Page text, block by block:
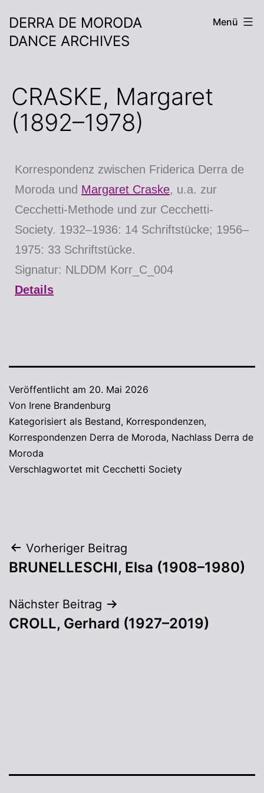
DERRA DE MORODA
DANCE ARCHIVES
Menü
CRASKE, Margaret
(1892–1978)
Korrespondenz zwischen Friderica Derra de
Moroda und Margaret Craske, u.a. zur
Cecchetti-Methode und zur Cecchetti-
Society. 1932–1936: 14 Schriftstücke; 1956–
1975: 33 Schriftstücke.
Signatur: NLDDM Korr_C_004
Details
Veröffentlicht am 20. Mai 2026
Von Irene Brandenburg
Kategorisiert als Bestand, Korrespondenzen,
Korrespondenzen Derra de Moroda, Nachlass Derra de
Moroda
Verschlagwortet mit Cecchetti Society
Vorheriger Beitrag
BRUNELLESCHI, Elsa (1908–1980)
Nächster Beitrag
CROLL, Gerhard (1927–2019)